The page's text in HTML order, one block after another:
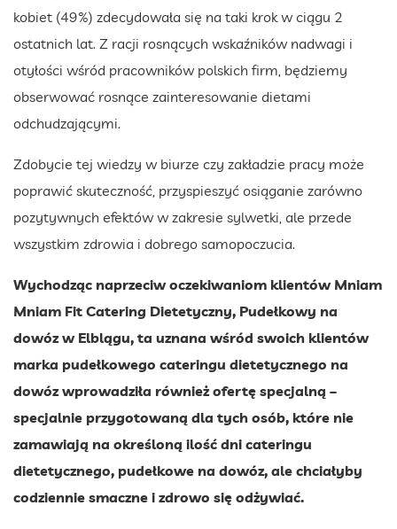
kobiet (49%) zdecydowała się na taki krok w ciągu 2
ostatnich lat. Z racji rosnących wskaźników nadwagi i
otyłości wśród pracowników polskich firm, będziemy
obserwować rosnące zainteresowanie dietami
odchudzającymi.
Zdobycie tej wiedzy w biurze czy zakładzie pracy może
poprawić skuteczność, przyspieszyć osiąganie zarówno
pozytywnych efektów w zakresie sylwetki, ale przede
wszystkim zdrowia i dobrego samopoczucia.
Wychodząc naprzeciw oczekiwaniom klientów Mniam
Mniam Fit Catering Dietetyczny, Pudełkowy na
dowóz w Elblągu, ta uznana wśród swoich klientów
marka pudełkowego cateringu dietetycznego na
dowóz wprowadziła również ofertę specjalną –
specjalnie przygotowaną dla tych osób, które nie
zamawiają na określoną ilość dni cateringu
dietetycznego, pudełkowe na dowóz, ale chciałyby
codziennie smaczne i zdrowo się odżywiać.